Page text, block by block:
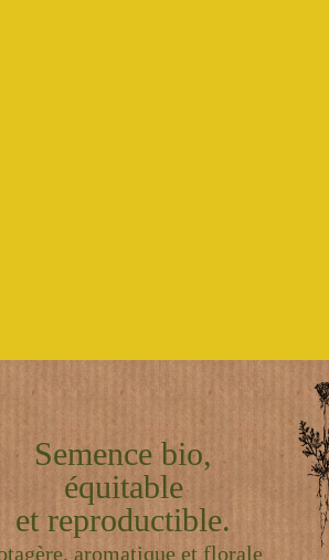
Semence bio,
équitable
et reproductible.
aromatique et florale